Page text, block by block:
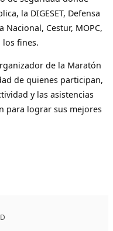
la DIGESET, Defensa
Cestur, MOPC,
fines.
de la Maratón
de quienes participan,
y las asistencias
para lograr sus mejores